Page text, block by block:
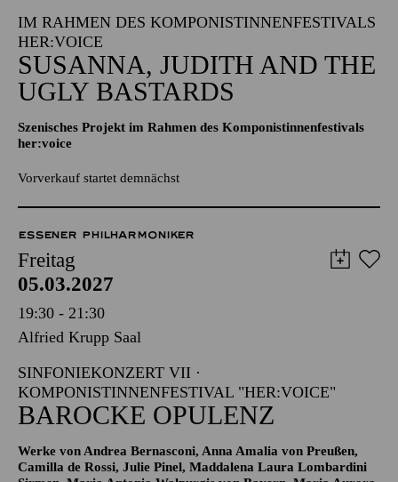
18:00
Aalto-Cafeteria
IM RAHMEN DES KOMPONISTINNENFESTIVALS
HER:VOICE
SUSANNA, JUDITH AND THE
UGLY BASTARDS
Szenisches Projekt im Rahmen des Komponistinnenfestivals
Vorverkauf startet demnächst
ESSENER PHILHARMONIKER
Freitag
05.03.2027
19:30 - 21:30
Alfried Krupp Saal
SINFONIEKONZERT VII ·
KOMPONISTINNENFESTIVAL "HER:VOICE"
BAROCKE OPULENZ